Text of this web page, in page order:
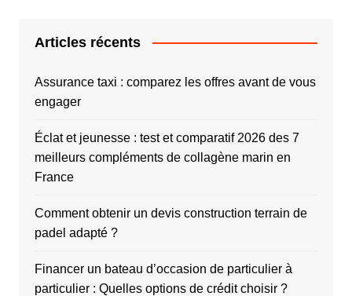
Articles récents
Assurance taxi : comparez les offres avant de vous
engager
Éclat et jeunesse : test et comparatif 2026 des 7
meilleurs compléments de collagène marin en
France
Comment obtenir un devis construction terrain de
padel adapté ?
Financer un bateau d’occasion de particulier à
particulier : Quelles options de crédit choisir ?